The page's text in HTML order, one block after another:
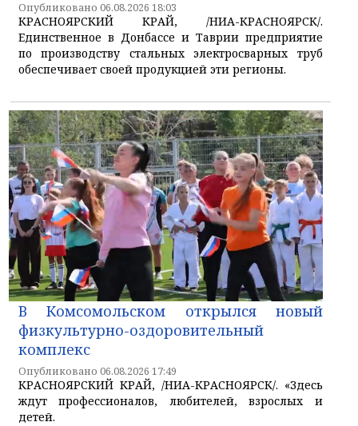
Опубликовано 06.08.2026 18:03
КРАСНОЯРСКИЙ КРАЙ, /НИА-КРАСНОЯРСК/.
Единственное в Донбассе и Таврии предприятие
по производству стальных электросварных труб
обеспечивает своей продукцией эти регионы.
В Комсомольском открылся новый
физкультурно-оздоровительный
комплекс
Опубликовано 06.08.2026 17:49
КРАСНОЯРСКИЙ КРАЙ, /НИА-КРАСНОЯРСК/. «Здесь
ждут профессионалов, любителей, взрослых и
детей.